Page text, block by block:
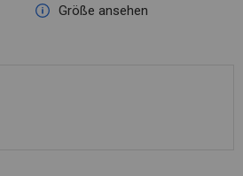
Größe ansehen